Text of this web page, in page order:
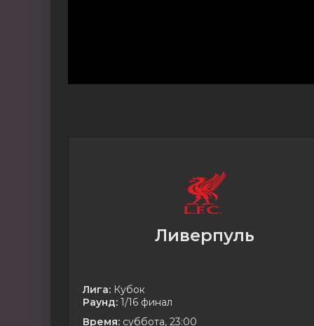
Ливерпуль
Лига: Кубок
Раунд: 1/16 финал
Время: суббота, 23:00